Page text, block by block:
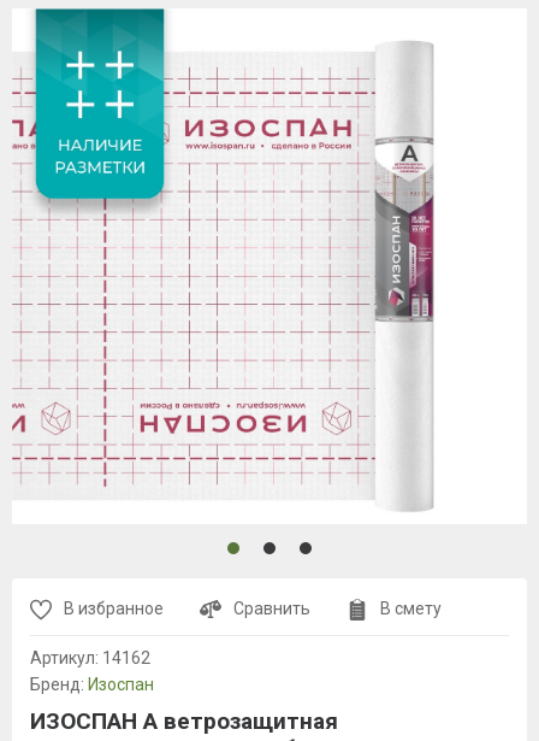
В избранное Сравнить В смету
Артикул: 14162
Бренд: Изоспан
ИЗОСПАН А ветрозащитная